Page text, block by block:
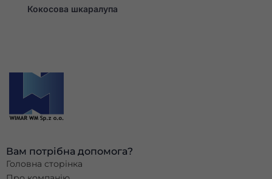
Кокосова шкаралупа
Вам потрібна допомога?
Головна сторінка